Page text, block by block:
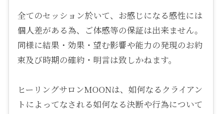
全てのセッション於いて、お感じになる感性には
個人差がある為、ご体感等の保証は出来ません。
同様に結果・効果・望む影響や能力の発現のお約
束及び時期の確約・明言は致しかねます。
ヒーリングサロンMOONは、如何なるクライアン
トによってなされる如何なる決断や行為について